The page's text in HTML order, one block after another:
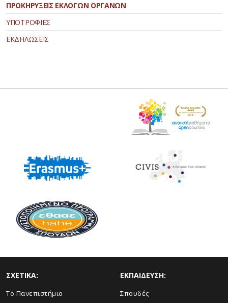
ΠΡΟΚΗΡΥΞΕΙΣ ΕΚΛΟΓΩΝ ΟΡΓΑΝΩΝ
ΥΠΟΤΡΟΦΙΕΣ
ΕΚΔΗΛΩΣΕΙΣ
ΣΧΕΤΙΚΑ:
Το Πανεπιστήμιο
ΕΚΠΑΙΔΕΥΣΗ:
Σπουδές